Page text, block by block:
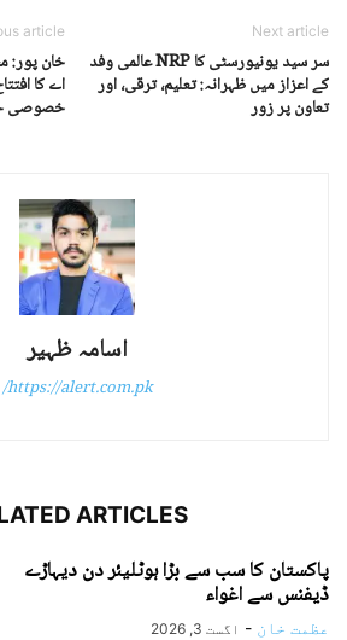
article
خان پور:
اے کا
خصوصی
Next article
سر سید یونیورسٹی کا NRP عالمی وفد
کے اعزاز میں ظہرانہ: تعلیم، ترقی، اور
تعاون پر زور
اسامہ ظہیر
https://alert.com.pk/
ARTICLES
پاکستان کا سب سے بڑا ہوٹلیئر دن دیہاڑے
ڈیفنس سے اغواء
عظمت خان - اگست 3, 2026